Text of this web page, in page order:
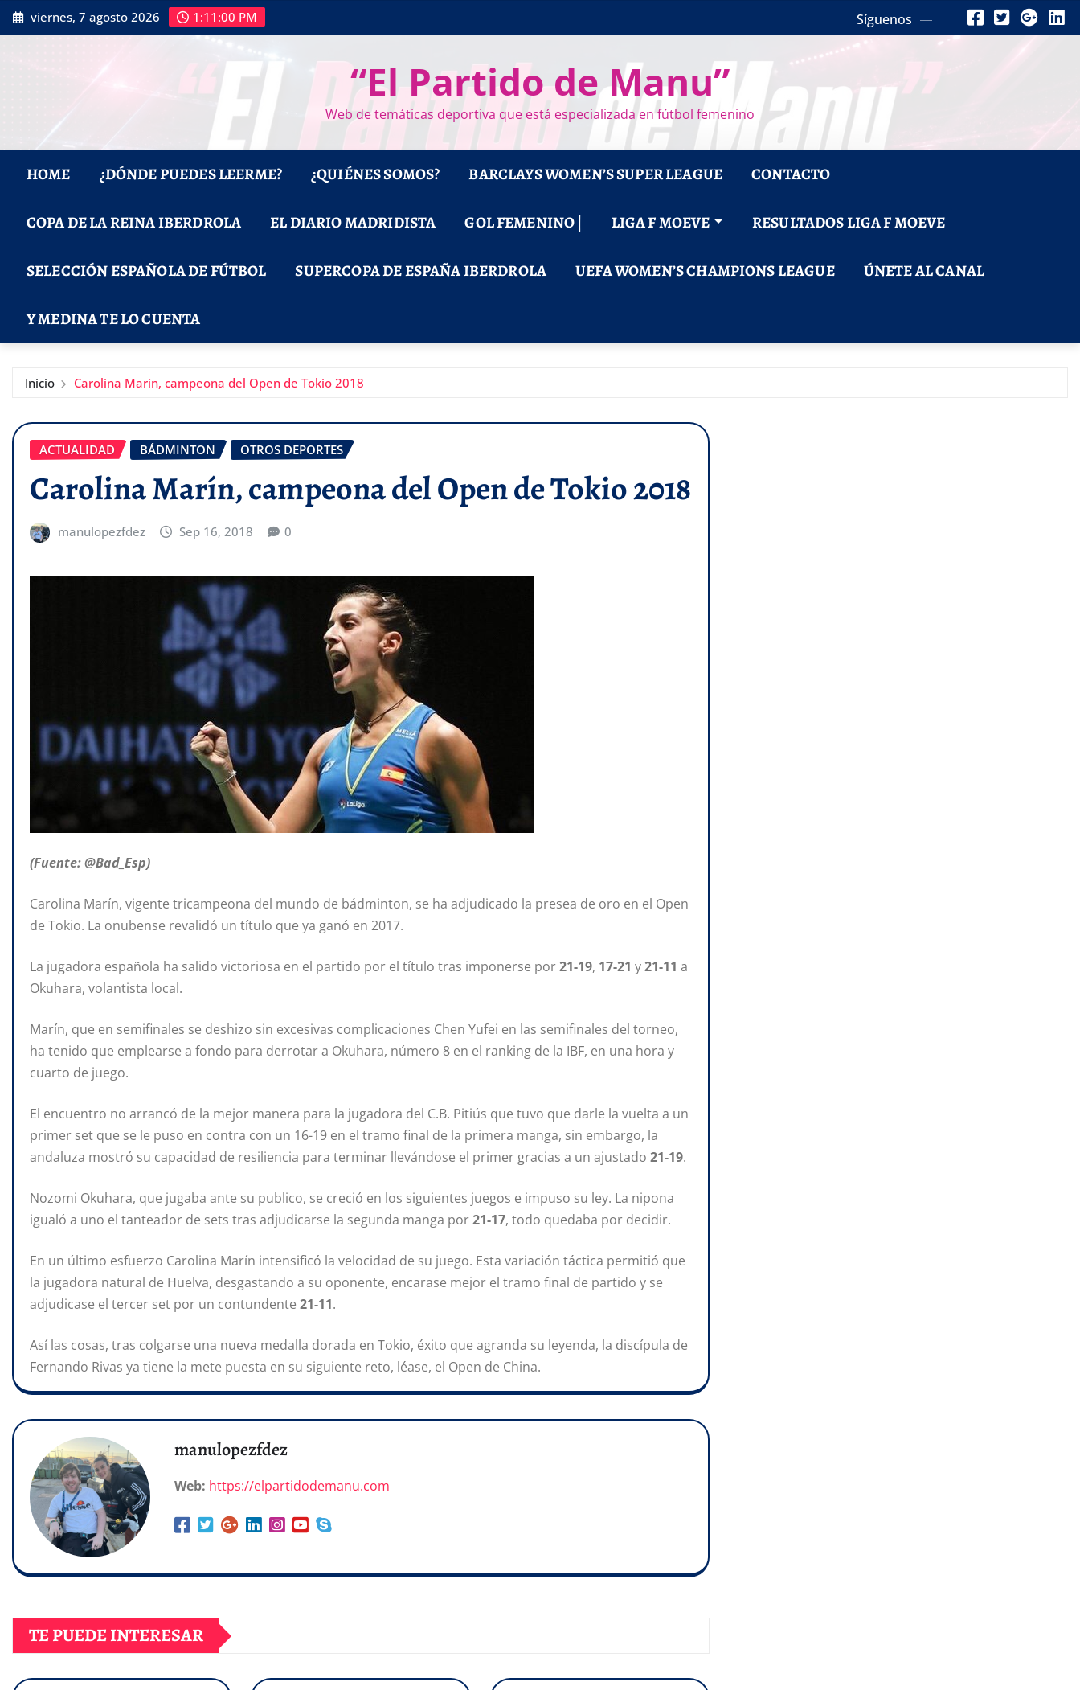
Saltar
al
viernes, 7 agosto 2026 1:11:01 PM Síguenos
“El Partido de Manu”
Web de temáticas deportiva que está especializada en fútbol femenino
HOME ¿DÓNDE PUEDES LEERME? ¿QUIÉNES SOMOS? BARCLAYS WOMEN’S SUPER LEAGUE CONTACTO
COPA DE LA REINA IBERDROLA EL DIARIO MADRIDISTA GOL FEMENINO | LIGA F MOEVE RESULTADOS LIGA F MOEVE
SELECCIÓN ESPAÑOLA DE FÚTBOL SUPERCOPA DE ESPAÑA IBERDROLA UEFA WOMEN’S CHAMPIONS LEAGUE ÚNETE AL CANAL
Y MEDINA TE LO CUENTA
Inicio Carolina Marín, campeona del Open de Tokio 2018
ACTUALIDAD BÁDMINTON OTROS DEPORTES
Carolina Marín, campeona del Open de Tokio 2018
manulopezfdez Sep 16, 2018 0
(Fuente: @Bad_Esp)
Carolina Marín, vigente tricampeona del mundo de bádminton, se ha adjudicado la presea de oro en el Open
de Tokio. La onubense revalidó un título que ya ganó en 2017.
La jugadora española ha salido victoriosa en el partido por el título tras imponerse por21-19, 17-21 y21-11 a
Okuhara, volantista local.
Marín, que en semifinales se deshizo sin excesivas complicaciones Chen Yufei en las semifinales del torneo,
ha tenido que emplearse a fondo para derrotar a Okuhara, número 8 en el ranking de la IBF, en una hora y
cuarto de juego.
El encuentro no arrancó de la mejor manera para la jugadora del C.B. Pitiús que tuvo que darle la vuelta a un
primer set que se le puso en contra con un 16-19 en el tramo final de la primera manga, sin embargo, la
andaluza mostró su capacidad de resiliencia para terminar llevándose el primer gracias a un ajustado 21-19.
Nozomi Okuhara, que jugaba ante su publico, se creció en los siguientes juegos e impuso su ley. La nipona
igualó a uno el tanteador de sets tras adjudicarse la segunda manga por21-17, todo quedaba por decidir.
En un último esfuerzo Carolina Marín intensificó la velocidad de su juego. Esta variación táctica permitió que
la jugadora natural de Huelva, desgastando a su oponente, encarase mejor el tramo final de partido y se
adjudicase el tercer set por un contundente 21-11.
Así las cosas, tras colgarse una nueva medalla dorada en Tokio, éxito que agranda su leyenda, la discípula de
Fernando Rivas ya tiene la mete puesta en su siguiente reto, léase, el Open de China.
manulopezfdez
Web: https://elpartidodemanu.com
TE PUEDE INTERESAR